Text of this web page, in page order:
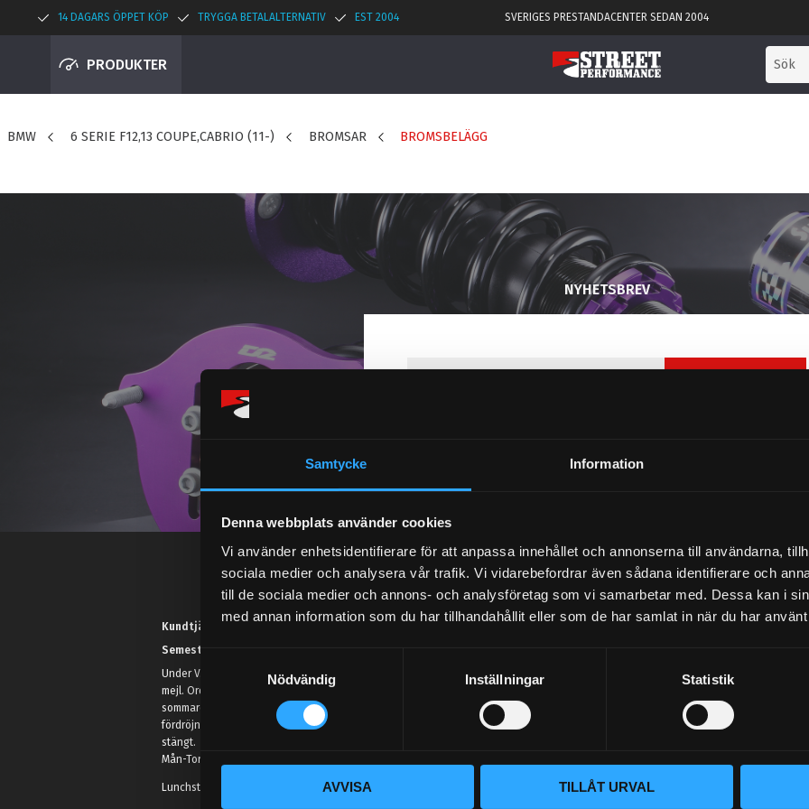
Samtycke Information
Denna webbplats använder cookies
Vi använder enhetsidentifierare för att anpassa innehållet och annonserna till användarna,
sociala medier och analysera vår trafik. Vi vidarebefordrar även sådana identifierare och
till de sociala medier och annons- och analysföretag som vi samarbetar med. Dessa kan i
med annan information som du har tillhandahållit eller som de har samlat in när du har
S
k
Nödvändig Inställningar Statistik
AVVISA TILLÅT URVAL
14 DAGARS ÖPPET KÖP TRYGGA BETALALTERNATIV EST 2004 SVERIGES PRESTANDACENTER SEDAN 2004
PRODUKTER
BMW 6 SERIE F12,13 COUPE,CABRIO (11-) BROMSAR BROMSBELÄGG
NYHETSBREV
Kundtjänst telefon:
Semestertider.
Under V.27 - V.33 nås vi enbart på
mejl. Ordrar skickas under
sommaren men med viss
fördröjning. 2/7 -9/7 är det helt
stängt.
Mån-Tors: 10:30-15:00
Lunchstängt 12:00-13:00
KUNSKAPSCENTER
Vi lever och andas prestanda.
– du hittar rätt bildelar. Vi
oavsett om det gäller bana,